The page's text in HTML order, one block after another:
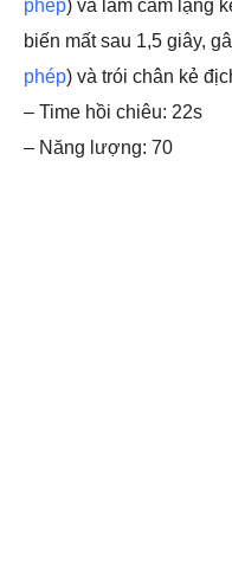
phép) và làm câm lặng
biến mất sau 1,5 giây,
phép) và trói chân kẻ
– Time hồi chiêu: 22s
– Năng lượng: 70